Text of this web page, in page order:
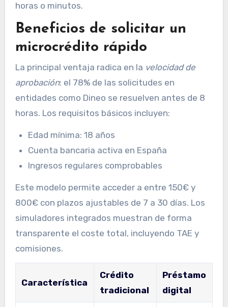
horas o minutos.
Beneficios de solicitar un
microcrédito rápido
La principal ventaja radica en la velocidad de
aprobación: el 78% de las solicitudes en
entidades como Dineo se resuelven antes de 8
horas. Los requisitos básicos incluyen:
Edad mínima: 18 años
Cuenta bancaria activa en España
Ingresos regulares comprobables
Este modelo permite acceder a entre 150€ y
800€ con plazos ajustables de 7 a 30 días. Los
simuladores integrados muestran de forma
transparente el coste total, incluyendo TAE y
comisiones.
Característica
Crédito
tradicional
Préstamo
digital